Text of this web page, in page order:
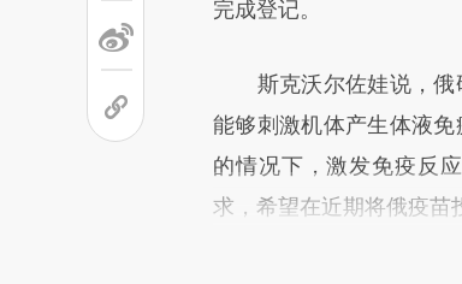
完成登记。
斯克沃尔佐娃说，俄
能够刺激机体产生体液
的情况下，激发免疫反
求，希望在近期将俄疫苗